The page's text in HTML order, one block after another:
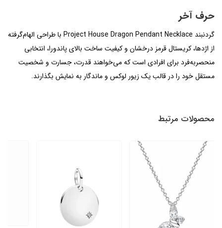
حرف آخر
گردنبند Project House Dragon Pendant Necklace با طراحی الهام‌گرفته
از اژدها، کریستال قرمز درخشان و کیفیت ساخت بالای پاندورا، انتخابی
منحصربه‌فرد برای افرادی است که می‌خواهند قدرت، جسارت و شخصیت
مستقل خود را در قالب یک زیور لوکس و ماندگار به نمایش بگذارند.
محصولات مرتبط